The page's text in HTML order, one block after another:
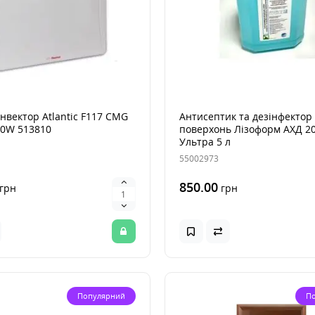
Atlantic F117 CMG
513810
Антисептик та дезінфектор
поверхонь Лізоформ АХД
Ультра 5 л
55002973
850.00грн
Популярний